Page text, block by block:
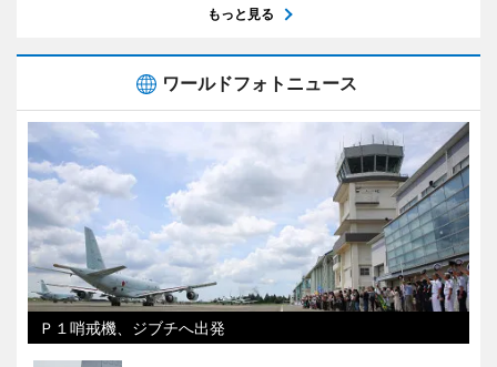
もっと見る
ワールドフォトニュース
Ｐ１哨戒機、ジブチへ出発